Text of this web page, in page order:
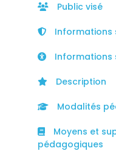
Public visé
Informations
Informations
Description
Modalités
Moyens et
pédagogiques